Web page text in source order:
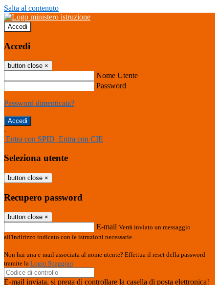
Salta al contenuto
Accedi
Accedi
button close ×
Nome Utente
Password
Password dimenticata?
-
Entra con SPID Entra con CIE
Seleziona utente
button close ×
Recupero password
button close ×
E-mail Verrà inviato un messaggio
all'indirizzo indicato con le istruzioni necessarie.
Non hai una e-mail associata al nome utente? Effettua il reset della password
tramite la Login Spaggiari
E-mail inviata, si prega di controllare la casella di posta elettronica!